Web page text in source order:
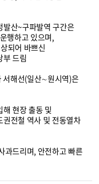
발산~구파발역 구간은
행하고 있으며,
되어 바쁘신
부 드림
해선(일산∼원시역)은
현장 출동 및
전철 역사 및 전동열차
과드리며, 안전하고 빠른